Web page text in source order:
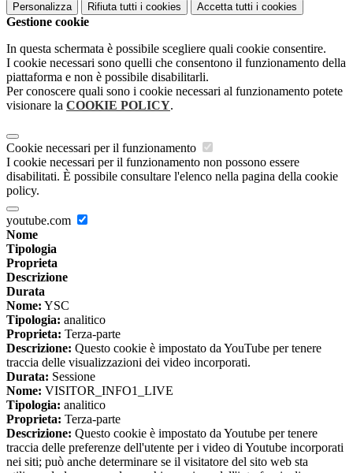
Personalizza Rifiuta tutti i cookies Accetta tutti i cookies
Gestione cookie
In questa schermata è possibile scegliere quali cookie consentire.
I cookie necessari sono quelli che consentono il funzionamento della
piattaforma e non è possibile disabilitarli.
Per conoscere quali sono i cookie necessari al funzionamento potete
visionare la COOKIE POLICY.
Cookie necessari per il funzionamento
I cookie necessari per il funzionamento non possono essere
disabilitati. È possibile consultare l'elenco nella pagina della cookie
policy.
youtube.com
Nome
Tipologia
Proprieta
Descrizione
Durata
Nome: YSC
Tipologia: analitico
Proprieta: Terza-parte
Descrizione: Questo cookie è impostato da YouTube per tenere
traccia delle visualizzazioni dei video incorporati.
Durata: Sessione
Nome: VISITOR_INFO1_LIVE
Tipologia: analitico
Proprieta: Terza-parte
Descrizione: Questo cookie è impostato da Youtube per tenere
traccia delle preferenze dell'utente per i video di Youtube incorporati
nei siti; può anche determinare se il visitatore del sito web sta